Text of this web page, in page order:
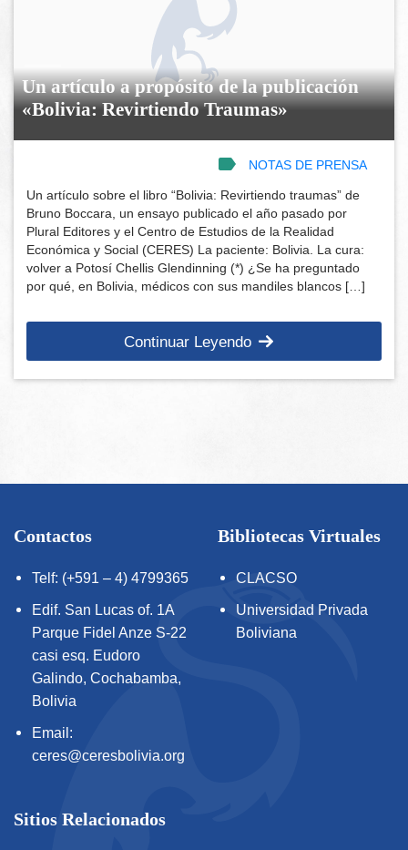
Un artículo a propósito de la publicación
«Bolivia: Revirtiendo Traumas»
NOTAS DE PRENSA
Un artículo sobre el libro “Bolivia: Revirtiendo traumas” de
Bruno Boccara, un ensayo publicado el año pasado por
Plural Editores y el Centro de Estudios de la Realidad
Económica y Social (CERES) La paciente: Bolivia. La cura:
volver a Potosí Chellis Glendinning (*) ¿Se ha preguntado
por qué, en Bolivia, médicos con sus mandiles blancos […]
Continuar Leyendo
Contactos
Telf: (+591 – 4) 4799365
Edif. San Lucas of. 1A
Parque Fidel Anze S-22
casi esq. Eudoro
Galindo, Cochabamba,
Bolivia
Email:
ceres@ceresbolivia.org
Bibliotecas Virtuales
CLACSO
Universidad Privada
Boliviana
Sitios Relacionados